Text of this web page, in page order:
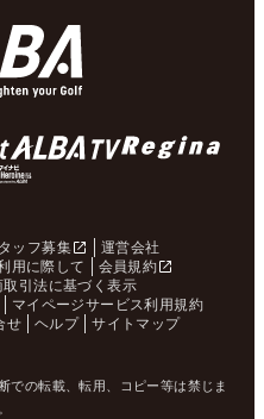
ッフ募集
運営会社
用に際して
会員規約
取引法に基づく表示
マイページサービス利用規約
せ ヘルプ サイトマップ
での転載、転用、コピー等は禁じま